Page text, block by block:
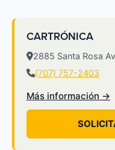
CARTRÓNICA
2885 Santa Rosa
(707) 757-2403
Más información →